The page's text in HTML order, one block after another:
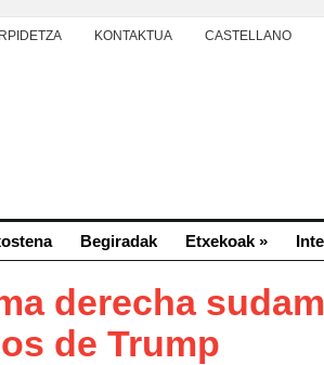
KONTAKTUA CASTELLANO
Begiradak Etxekoak »
derecha
de Trump